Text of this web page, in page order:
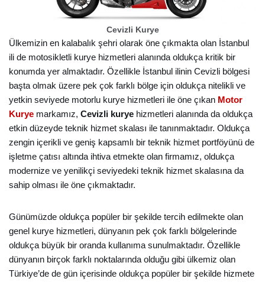
Cevizli Kurye
Ülkemizin en kalabalık şehri olarak öne çıkmakta olan İstanbul
ili de motosikletli kurye hizmetleri alanında oldukça kritik bir
konumda yer almaktadır. Özellikle İstanbul ilinin Cevizli bölgesi
başta olmak üzere pek çok farklı bölge için oldukça nitelikli ve
yetkin seviyede motorlu kurye hizmetleri ile öne çıkan Motor
Kurye markamız, Cevizli kurye hizmetleri alanında da oldukça
etkin düzeyde teknik hizmet skalası ile tanınmaktadır. Oldukça
zengin içerikli ve geniş kapsamlı bir teknik hizmet portföyünü de
işletme çatısı altında ihtiva etmekte olan firmamız, oldukça
modernize ve yenilikçi seviyedeki teknik hizmet skalasına da
sahip olması ile öne çıkmaktadır.
Günümüzde oldukça popüler bir şekilde tercih edilmekte olan
genel kurye hizmetleri, dünyanın pek çok farklı bölgelerinde
oldukça büyük bir oranda kullanıma sunulmaktadır. Özellikle
dünyanın birçok farklı noktalarında olduğu gibi ülkemiz olan
Türkiye’de de gün içerisinde oldukça popüler bir şekilde hizmete